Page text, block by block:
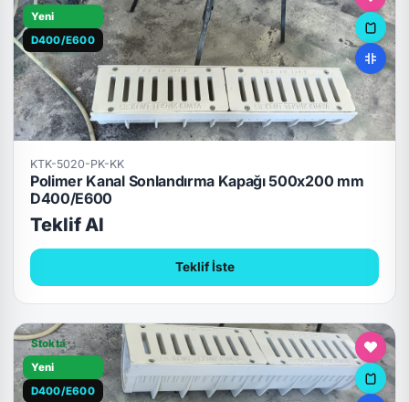
Yeni
D400/E600
KTK-5020-PK-KK
Polimer Kanal Sonlandırma Kapağı 500x200 mm
D400/E600
Teklif Al
Teklif İste
Stokta
Yeni
D400/E600